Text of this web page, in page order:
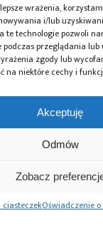
wrażenia,
i/lub
te technologie pozwoli
przeglądania
zgody lub
na niektóre cechy i
Akceptuję
Odmów
Zobacz
ciasteczekOświadczenie
Trendy
i perspektywy
„mięśnie”
humanoidów